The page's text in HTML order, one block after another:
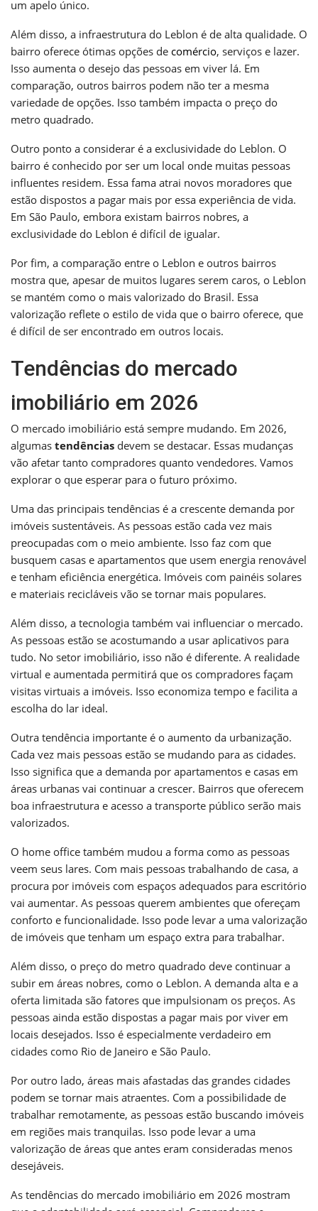
um apelo único.
Além disso, a infraestrutura do Leblon é de alta qualidade. O
bairro oferece ótimas opções de comércio, serviços e lazer.
Isso aumenta o desejo das pessoas em viver lá. Em
comparação, outros bairros podem não ter a mesma
variedade de opções. Isso também impacta o preço do
metro quadrado.
Outro ponto a considerar é a exclusividade do Leblon. O
bairro é conhecido por ser um local onde muitas pessoas
influentes residem. Essa fama atrai novos moradores que
estão dispostos a pagar mais por essa experiência de vida.
Em São Paulo, embora existam bairros nobres, a
exclusividade do Leblon é difícil de igualar.
Por fim, a comparação entre o Leblon e outros bairros
mostra que, apesar de muitos lugares serem caros, o Leblon
se mantém como o mais valorizado do Brasil. Essa
valorização reflete o estilo de vida que o bairro oferece, que
é difícil de ser encontrado em outros locais.
Tendências do mercado
imobiliário em 2026
O mercado imobiliário está sempre mudando. Em 2026,
algumas tendências devem se destacar. Essas mudanças
vão afetar tanto compradores quanto vendedores. Vamos
explorar o que esperar para o futuro próximo.
Uma das principais tendências é a crescente demanda por
imóveis sustentáveis. As pessoas estão cada vez mais
preocupadas com o meio ambiente. Isso faz com que
busquem casas e apartamentos que usem energia renovável
e tenham eficiência energética. Imóveis com painéis solares
e materiais recicláveis vão se tornar mais populares.
Além disso, a tecnologia também vai influenciar o mercado.
As pessoas estão se acostumando a usar aplicativos para
tudo. No setor imobiliário, isso não é diferente. A realidade
virtual e aumentada permitirá que os compradores façam
visitas virtuais a imóveis. Isso economiza tempo e facilita a
escolha do lar ideal.
Outra tendência importante é o aumento da urbanização.
Cada vez mais pessoas estão se mudando para as cidades.
Isso significa que a demanda por apartamentos e casas em
áreas urbanas vai continuar a crescer. Bairros que oferecem
boa infraestrutura e acesso a transporte público serão mais
valorizados.
O home office também mudou a forma como as pessoas
veem seus lares. Com mais pessoas trabalhando de casa, a
procura por imóveis com espaços adequados para escritório
vai aumentar. As pessoas querem ambientes que ofereçam
conforto e funcionalidade. Isso pode levar a uma valorização
de imóveis que tenham um espaço extra para trabalhar.
Além disso, o preço do metro quadrado deve continuar a
subir em áreas nobres, como o Leblon. A demanda alta e a
oferta limitada são fatores que impulsionam os preços. As
pessoas ainda estão dispostas a pagar mais por viver em
locais desejados. Isso é especialmente verdadeiro em
cidades como Rio de Janeiro e São Paulo.
Por outro lado, áreas mais afastadas das grandes cidades
podem se tornar mais atraentes. Com a possibilidade de
trabalhar remotamente, as pessoas estão buscando imóveis
em regiões mais tranquilas. Isso pode levar a uma
valorização de áreas que antes eram consideradas menos
desejáveis.
As tendências do mercado imobiliário em 2026 mostram